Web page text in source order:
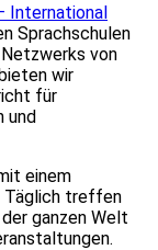
International
Sprachschulen
von
wir
für
und
einem
Täglich treffen
ganzen Welt